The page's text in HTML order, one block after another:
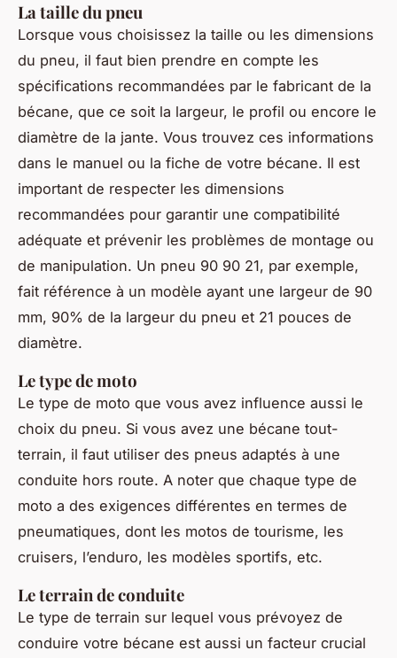
La taille du pneu
Lorsque vous choisissez la taille ou les dimensions
du pneu, il faut bien prendre en compte les
spécifications recommandées par le fabricant de la
bécane, que ce soit la largeur, le profil ou encore le
diamètre de la jante. Vous trouvez ces informations
dans le manuel ou la fiche de votre bécane. Il est
important de respecter les dimensions
recommandées pour garantir une compatibilité
adéquate et prévenir les problèmes de montage ou
de manipulation. Un pneu 90 90 21, par exemple,
fait référence à un modèle ayant une largeur de 90
mm, 90% de la largeur du pneu et 21 pouces de
diamètre.
Le type de moto
Le type de moto que vous avez influence aussi le
choix du pneu. Si vous avez une bécane tout-
terrain, il faut utiliser des pneus adaptés à une
conduite hors route. A noter que chaque type de
moto a des exigences différentes en termes de
pneumatiques, dont les motos de tourisme, les
cruisers, l’enduro, les modèles sportifs, etc.
Le terrain de conduite
Le type de terrain sur lequel vous prévoyez de
conduire votre bécane est aussi un facteur crucial